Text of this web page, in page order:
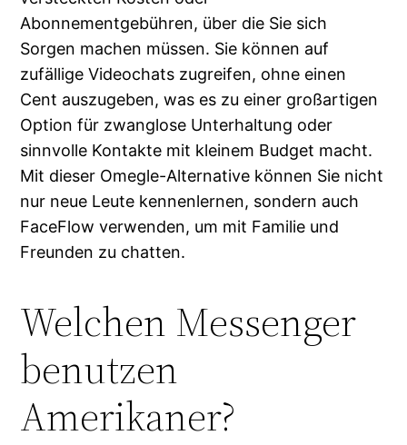
Abonnementgebühren, über die Sie sich
Sorgen machen müssen. Sie können auf
zufällige Videochats zugreifen, ohne einen
Cent auszugeben, was es zu einer großartigen
Option für zwanglose Unterhaltung oder
sinnvolle Kontakte mit kleinem Budget macht.
Mit dieser Omegle-Alternative können Sie nicht
nur neue Leute kennenlernen, sondern auch
FaceFlow verwenden, um mit Familie und
Freunden zu chatten.
Welchen Messenger
benutzen
Amerikaner?